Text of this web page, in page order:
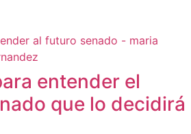
entender el
que lo decidirá